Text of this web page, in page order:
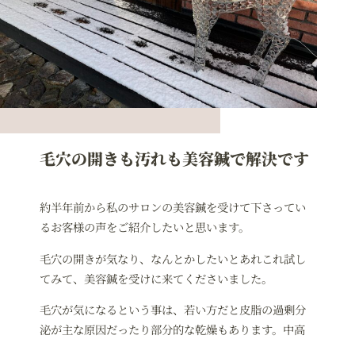
毛穴の開きも汚れも美容鍼で解決です
約半年前から私のサロンの美容鍼を受けて下さってい
るお客様の声をご紹介したいと思います。
毛穴の開きが気なり、なんとかしたいとあれこれ試し
てみて、美容鍼を受けに来てくださいました。
毛穴が気になるという事は、若い方だと皮脂の過剰分
泌が主な原因だったり部分的な乾燥もあります。中高